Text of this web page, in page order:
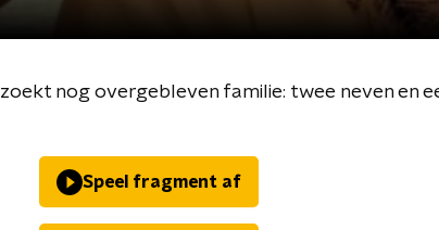
nog overgebleven familie: twee neven en
Speel fragment af